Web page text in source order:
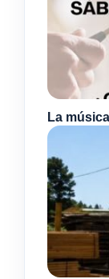
La